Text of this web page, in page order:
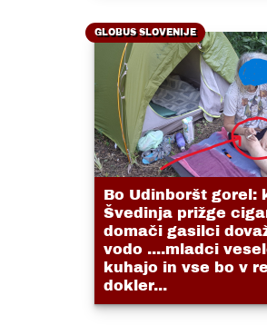
GLOBUS SLOVENIJE
Bo Udinboršt gorel:
Švedinja prižge
domači gasilci
vodo ....mladci
kuhajo in vse bo v
dokler...